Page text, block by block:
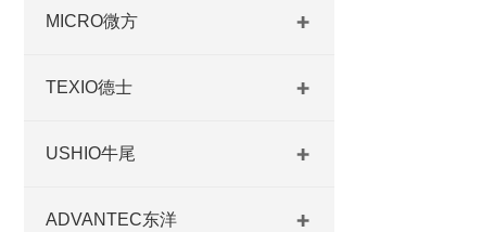
MICRO微方
TEXIO德士
USHIO牛尾
ADVANTEC东洋